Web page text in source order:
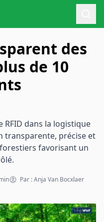
des
de 10
RFID dans la logistique
transparente, précise et
favorisant un
Par : Anja Van Bocxlaer